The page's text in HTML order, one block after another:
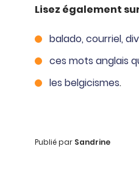
Lisez également
balado, courriel,
ces mots anglais
les belgicismes.
Publié par Sandrine